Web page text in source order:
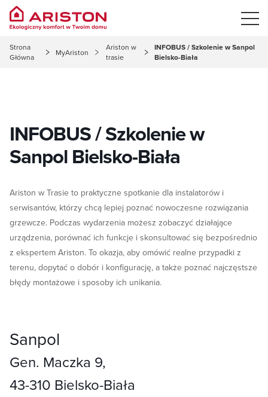
Strona
Główna
MyAriston
Ariston w
trasie
INFOBUS / Szkolenie w Sanpol
Bielsko-Biała
INFOBUS / Szkolenie w
Sanpol Bielsko-Biała
Ariston w Trasie to praktyczne spotkanie dla instalatorów i
serwisantów, którzy chcą lepiej poznać nowoczesne rozwiązania
grzewcze. Podczas wydarzenia możesz zobaczyć działające
urządzenia, porównać ich funkcje i skonsultować się bezpośrednio
z ekspertem Ariston. To okazja, aby omówić realne przypadki z
terenu, dopytać o dobór i konfigurację, a także poznać najczęstsze
błędy montażowe i sposoby ich unikania.
Sanpol
Gen. Maczka 9,
43-310 Bielsko-Biała